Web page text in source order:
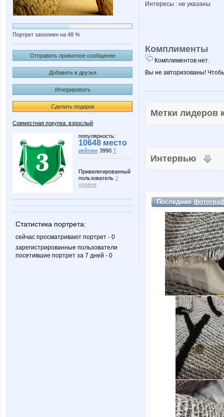
Портрет заполнен на 48 %
Отправить приватное сообщение
Добавить в друзья
Игнорировать
Сделать подарок
Совместная покупка: взрослый
популярность:
10648 место
рейтинг 3990 ?
Привилегированный
пользователь 3
уровня
Статистика портрета:
сейчас просматривают портрет - 0
зарегистрированные пользователи
посетившие портрет за 7 дней - 0
Интересы : не указаны
Комплименты
Комплиментов нет.
Вы не авторизованы!
Метки
Интервью
Последние